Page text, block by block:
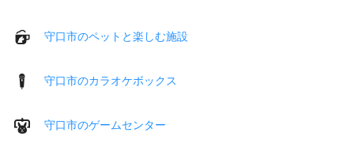
守口市のペットと楽しむ施設
守口市のカラオケボックス
守口市のゲームセンター